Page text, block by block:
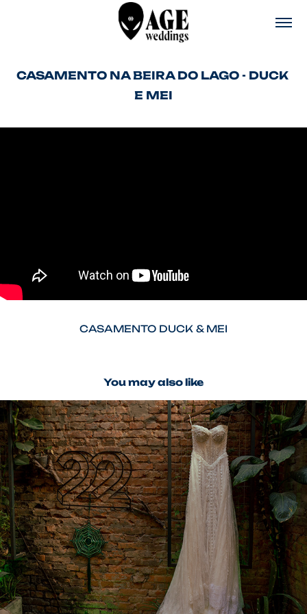
CASAMENTO NA BEIRA DO LAGO - DUCK
E MEI
CASAMENTO DUCK & MEI
You may also like
CASA 22 - Dia da Noiva
2023